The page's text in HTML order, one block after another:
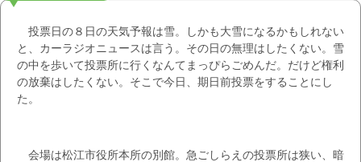
投票日の８日の天気予報は雪。しかも大雪になるかもしれない
と、カーラジオニュースは言う。その日の無理はしたくない。雪
の中を歩いて投票所に行くなんてまっぴらごめんだ。だけど権利
の放棄はしたくない。そこで今日、期日前投票をすることにし
た。
会場は松江市役所本所の別館。急ごしらえの投票所は狭い、暗